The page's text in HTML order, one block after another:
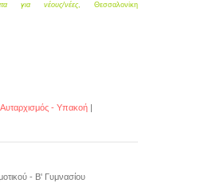
για νέους/νέες, Θεσσαλονίκη
Αυταρχισμός - Υπακοή |
- Β' Γυμνασίου